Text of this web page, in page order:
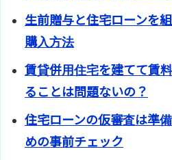
生前贈与と住宅ローンを
購入方法
賃貸併用住宅を建てて賃
ることは問題ないの？
住宅ローンの仮審査は準
めの事前チェック